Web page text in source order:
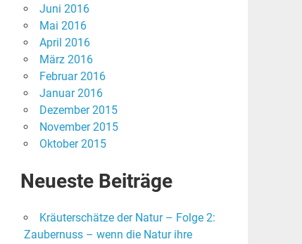
Juni 2016
Mai 2016
April 2016
März 2016
Februar 2016
Januar 2016
Dezember 2015
November 2015
Oktober 2015
Neueste Beiträge
Kräuterschätze der Natur – Folge 2:
Zaubernuss – wenn die Natur ihre